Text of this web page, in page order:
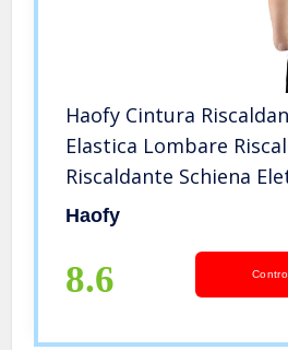
Haofy Cintura
Elastica Lombare
Riscaldante Schiena
Donna e Uomo, Cintura
Schiena Terapia del
Elettric
Haofy
8.6